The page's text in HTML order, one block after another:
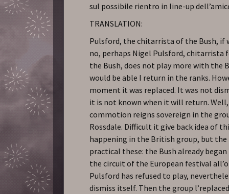
sul possibile rientro in line-up
TRANSLATION:
Pulsford, the chitarrista of the Bush, if
no, perhaps Nigel Pulsford, chitarrista
the Bush, does not play more with the
would be able I return in the ranks.
moment it was replaced. It was not
it is not known when it will return.
commotion reigns sovereign in the
Rossdale. Difficult it give back idea of
happening in the British group, but the
practical these: the Bush already
the circuit of the European festival
Pulsford has refused to play,
dismiss itself. Then the group